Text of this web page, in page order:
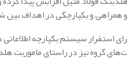
و همراهی و یکپارچگی در اهداف
سیستم یکپارچه
گروه نیز در راستای ماموریت